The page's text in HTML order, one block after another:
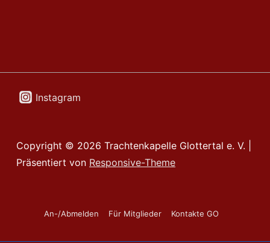
Instagram
Copyright © 2026 Trachtenkapelle Glottertal e. V.
Präsentiert von Responsive-Theme
Footer-
An-/Abmelden Für Mitglieder Kontakte GO